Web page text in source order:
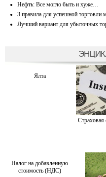
Нефть: Все могло быть и хуже…
3 правила для успешной
Лучший вариант для убыточных
Ялта
Налог на добавленную
стоимость (НДС)